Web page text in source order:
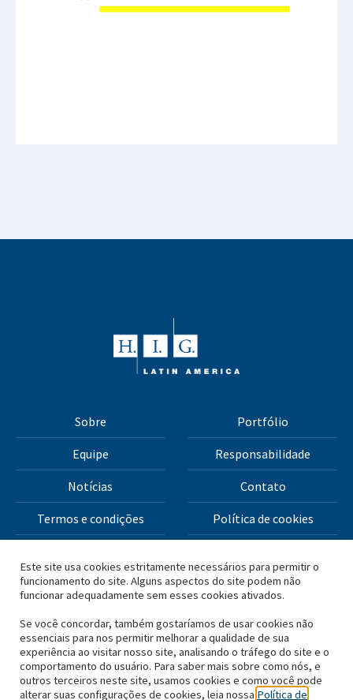
Sobre Portfólio
Equipe Responsabilidade
Notícias Contato
Termos e condições Política de cookies
Todos os materiais deste site Copyright © 2026 H.I.G.
Capital, LLC
*Com base no capital total levantado pela H.I.G. Capital e
suas afiliadas.
Este site usa cookies estritamente necessários para permitir o
funcionamento do site. Alguns aspectos do site podem não
funcionar adequadamente sem esses cookies ativados.
Se você concordar, também gostaríamos de usar cookies não
essenciais para nos permitir melhorar a qualidade de sua
experiência ao visitar nosso site, analisando o tráfego do site e o
comportamento do usuário. Para saber mais sobre como nós, e
outros terceiros neste site, usamos cookies e como você pode
alterar suas configurações de cookies, leia nossa Política de